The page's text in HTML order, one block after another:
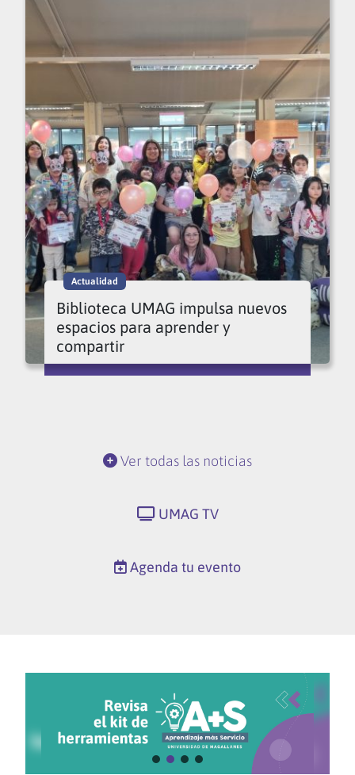
Actualidad
Biblioteca UMAG impulsa nuevos
espacios para aprender y
compartir
Ver todas las noticias
UMAG TV
Agenda tu evento